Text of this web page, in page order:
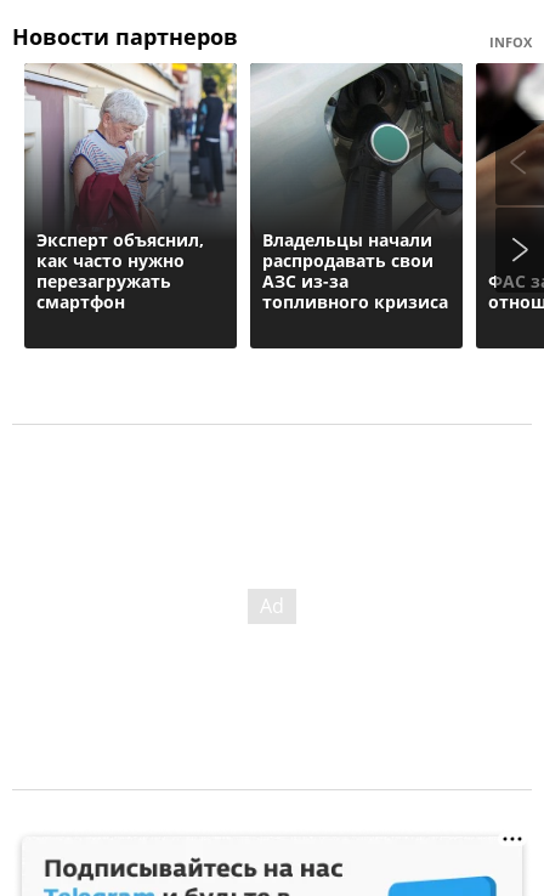
Новости партнеров INFOX
Эксперт объяснил,
как часто нужно
перезагружать
смартфон
Владельцы начали
распродавать свои
АЗС из-за
топливного кризиса
ФАС